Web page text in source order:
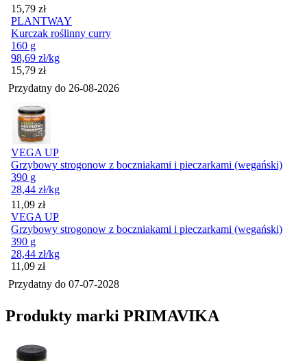
Cena
15,79 zł
PLANTWAY
Kurczak roślinny curry
160 g
98,69 zł/kg
Cena
15,79 zł
Przydatny do 26-08-2026
VEGA UP
Grzybowy strogonow z boczniakami i pieczarkami (wegański)
390 g
28,44 zł/kg
Cena
11,09 zł
VEGA UP
Grzybowy strogonow z boczniakami i pieczarkami (wegański)
390 g
28,44 zł/kg
Cena
11,09 zł
Przydatny do 07-07-2028
Produkty marki PRIMAVIKA